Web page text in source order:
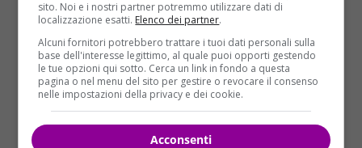
accettato la proposta poi alla fine del mese scorso le
primarie nascoste fatte senza il consenso dei suoi
alleati.Alla chiusura dei seggi Salvini aveva detto
che i romani non si erano espressi in maniera
nettae quindi aveva chiesto l’organizzazione di
nuove elezioni e questa volta con il consenso di tutta
la colazione del centro destra.
sito. Noi e i nostri partner potremmo utilizzare dati di
localizzazione esatti. Elenco dei partner.
Alcuni fornitori potrebbero trattare i tuoi dati personali sulla
base dell'interesse legittimo, al quale puoi opporti gestendo
le tue opzioni qui sotto. Cerca un link in fondo a questa
pagina o nel menu del sito per gestire o revocare il consenso
nelle impostazioni della privacy e dei cookie.
Acconsenti